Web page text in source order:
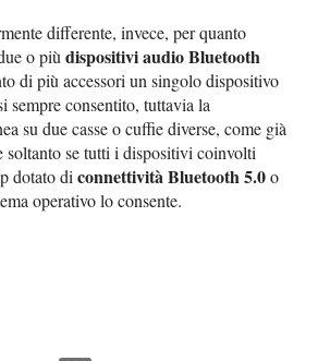
differente, invece, per quanto
o piùdispositivi audio Bluetooth
di più accessori un singolo dispositivo
sempre consentito, tuttavia la
su due casse o cuffie diverse, come già
soltanto se tutti i dispositivi coinvolti
dotato diconnettività Bluetooth 5.0o
operativo lo consente.